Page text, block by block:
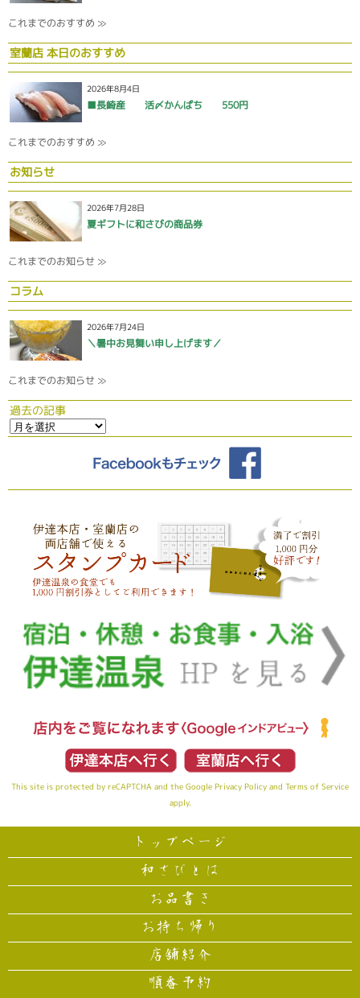
これまでのおすすめ ≫
室蘭店 本日のおすすめ
2026年8月4日
■長崎産 活〆かんぱち 550円
これまでのおすすめ ≫
お知らせ
2026年7月28日
夏ギフトに和さびの商品券
これまでのお知らせ ≫
コラム
2026年7月24日
＼暑中お見舞い申し上げます／
これまでのお知らせ ≫
過去の記事
This site is protected by reCAPTCHA and the Google Privacy Policy and Terms of Service
apply.
トップページ
和さびとは
お品書き
お持ち帰り
店舗紹介
順番予約